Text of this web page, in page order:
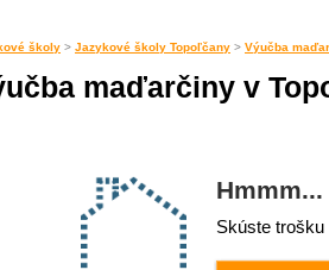
školy > Jazykové školy Topoľčany > Výučba
maďarčiny v
Skúste